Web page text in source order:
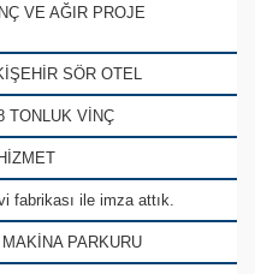
VE AĞIR PROJE
SÖR OTEL
TONLUK VİNÇ
fabrikası ile imza attık.
PARKURU